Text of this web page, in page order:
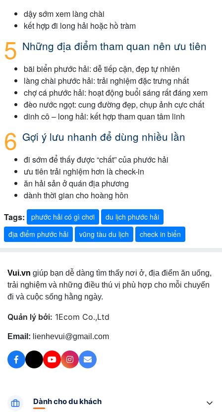
dậy sớm xem làng chài
kết hợp đi long hải hoặc hồ tràm
Những địa điểm tham quan nên ưu tiên
bãi biển phước hải: dễ tiếp cận, đẹp tự nhiên
làng chài phước hải: trải nghiệm đặc trưng nhất
chợ cá phước hải: hoạt động buổi sáng rất đáng xem
đèo nước ngọt: cung đường đẹp, chụp ảnh cực chất
dinh cô – long hải: kết hợp tham quan tâm linh
Gợi ý lưu nhanh để dùng nhiều lần
đi sớm để thấy được “chất” của phước hải
ưu tiên trải nghiệm hơn là check-in
ăn hải sản ở quán địa phương
dành thời gian cho hoàng hôn
Tags:
phước hải có gì chơi
du lịch phước hải
địa điểm phước hải
vũng tàu du lịch check in biển
Vui.vn giúp bạn dễ dàng tìm thấy nơi ở, địa điểm ăn uống,
trải nghiệm và những điều thú vị phù hợp cho mỗi chuyến
đi và cuộc sống hằng ngày.
Quản lý bởi: 1Ecom Co.,Ltd
Email: lienhevui@gmail.com
Dành cho du khách